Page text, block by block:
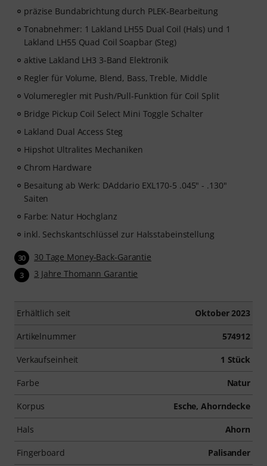
präzise Bundabrichtung durch PLEK-Bearbeitung
Tonabnehmer: 1 Lakland LH55 Dual Coil (Hals) und 1
Lakland LH55 Quad Coil Soapbar (Steg)
aktive Lakland LH3 3-Band Elektronik
Regler für Volume, Blend, Bass, Treble, Middle
Volumeregler mit Push/Pull-Funktion für Coil Split
Bridge Pickup Coil Select Mini Toggle Schalter
Lakland Dual Access Steg
Hipshot Ultralites Mechaniken
Chrom Hardware
Besaitung ab Werk: DAddario EXL170-5 .045" - .130"
Saiten
Farbe: Natur Hochglanz
inkl. Sechskantschlüssel zur Halsstabeinstellung
30 30 Tage Money-Back-Garantie
3 3 Jahre Thomann Garantie
Erhältlich seit Oktober 2023
Artikelnummer 574912
Verkaufseinheit 1 Stück
Farbe Natur
Korpus Esche, Ahorndecke
Hals Ahorn
Fingerboard Palisander